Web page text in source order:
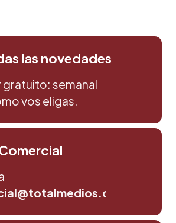
las novedades
semanal
vos eligas.